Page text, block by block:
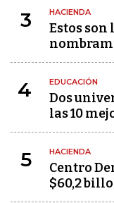
3 HACIENDA
Estos son
4 EDUCACIÓN
Dos
las 10
5 HACIENDA
Centro
$60,2